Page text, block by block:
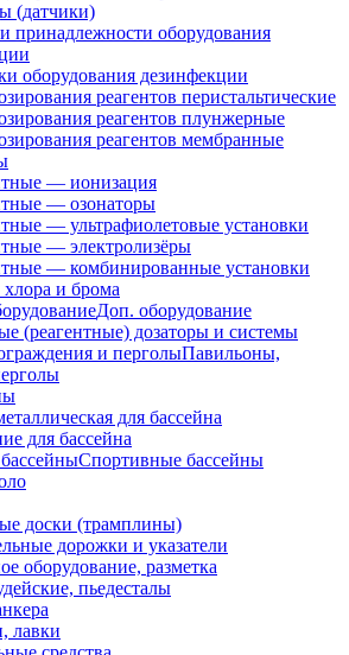
(датчики)
принадлежности оборудования
оборудования дезинфекции
реагентов перистальтические
реагентов плунжерные
реагентов мембранные
— ионизация
— озонаторы
— ультрафиолетовые установки
— электролизёры
— комбинированные установки
и брома
Доп. оборудование
(реагентные) дозаторы и системы
Павильоны,
для бассейна
для бассейна
Спортивные бассейны
доски (трамплины)
дорожки и указатели
оборудование, разметка
пьедесталы
лавки